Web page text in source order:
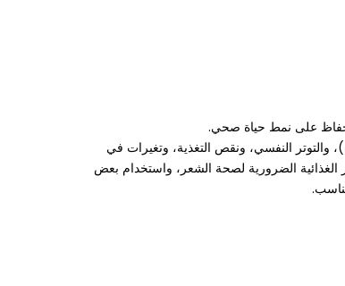
على نمط حياة صحي.
والتوتر النفسي، ونقص التغذية، وتغيرات في
الضرورية لصحة الشعر، واستخدام بعض